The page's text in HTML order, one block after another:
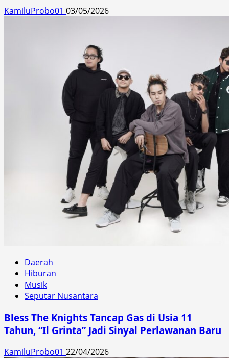
KamiluProbo01 03/05/2026
Daerah
Hiburan
Musik
Seputar Nusantara
Bless The Knights Tancap Gas di Usia 11
Tahun, “Il Grinta” Jadi Sinyal Perlawanan Baru
KamiluProbo01 22/04/2026